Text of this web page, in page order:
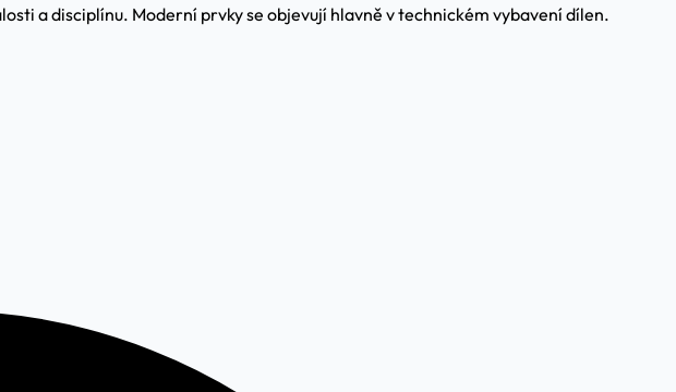
a disciplínu. Moderní prvky se objevují hlavně v technickém vybavení dílen.